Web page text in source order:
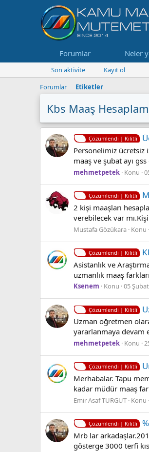
Forumlar Neler
Son aktivite
Kayıt ol
Forumlar
Etiketler
Kbs Maaş
Çözümlendi | Kilitli
Personelimiz ücretsiz
maaş ve şubat ayı
mehmetpetek Konu
Çözümlendi | Kilitli
2 kişi maaşları
verebilecek var
Mustafa Gözükara Konu
Çözümlendi | Kilitli
Asistanlık ve
uzmanlık maaş
Ksenem Konu 05
Çözümlendi | Kilitli
Uzman öğretmen
yararlanmaya devam
mehmetpetek Konu
Çözümlendi | Kilitli
Merhabalar. Tapu
kadar müdür maaş
Emir Asaf TURGUT Konu
Çözümlendi | Kilitli
Mrb lar
gösterge 3000 terfi